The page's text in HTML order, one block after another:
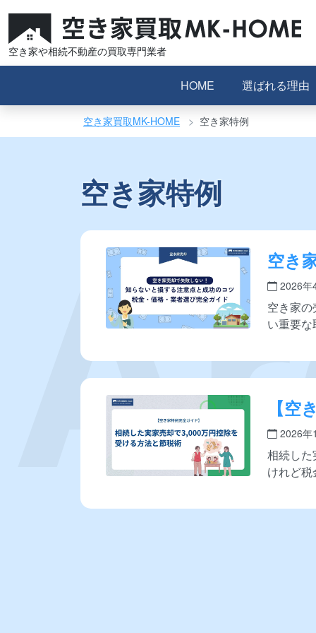
テ
ン
ス
空き家や相続不動産の買取専門業者
HOME 選ばれる理由
空き家買取MK-HOME 空き家特例
空き家特例
空き
損す
格・
2026年
空き家
い重要
【空
家売
節税
2026年
相続し
けれど